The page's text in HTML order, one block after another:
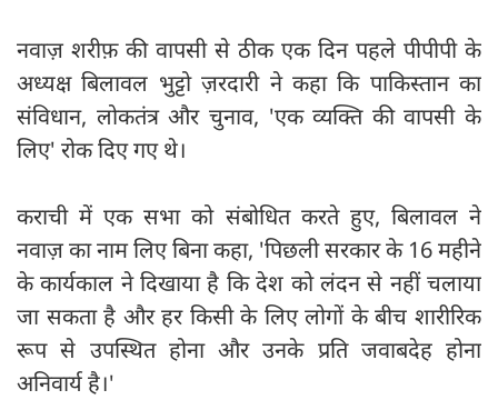
नवाज़ शरीफ़ की वापसी से ठीक एक दिन पहले पीपीपी के
अध्यक्ष बिलावल भुट्टो ज़रदारी ने कहा कि पाकिस्तान का
संविधान, लोकतंत्र और चुनाव, 'एक व्यक्ति की वापसी के
लिए' रोक दिए गए थे।
कराची में एक सभा को संबोधित करते हुए, बिलावल ने
नवाज़ का नाम लिए बिना कहा, 'पिछली सरकार के 16 महीने
के कार्यकाल ने दिखाया है कि देश को लंदन से नहीं चलाया
जा सकता है और हर किसी के लिए लोगों के बीच शारीरिक
रूप से उपस्थित होना और उनके प्रति जवाबदेह होना
अनिवार्य है।'